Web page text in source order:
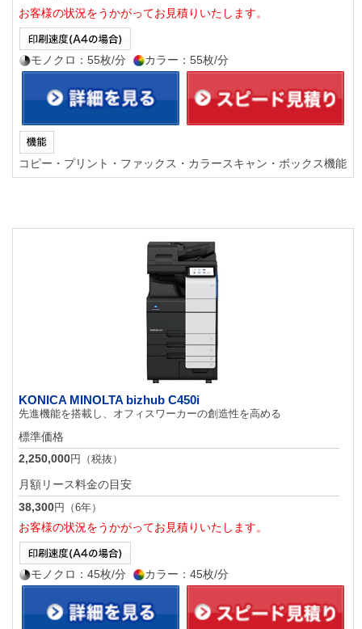
お客様の状況をうかがってお見積りいたします。
モノクロ：55枚/分 カラー：55枚/分
コピー・プリント・ファックス・カラースキャン・ボックス機能
KONICA MINOLTA bizhub C450i
先進機能を搭載し、オフィスワーカーの創造性を高める
標準価格
2,250,000円（税抜）
月額リース料金の目安
38,300円（6年）
お客様の状況をうかがってお見積りいたします。
モノクロ：45枚/分 カラー：45枚/分